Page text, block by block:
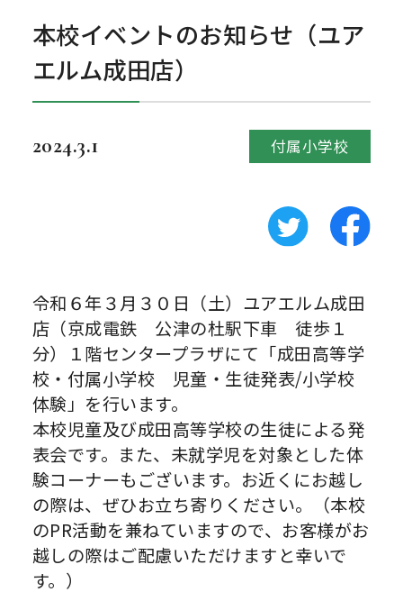
本校イベントのお知らせ（ユア
エルム成田店）
2024.3.1 付属小学校
令和６年３月３０日（土）ユアエルム成田
店（京成電鉄 公津の杜駅下車 徒歩１
分）１階センタープラザにて「成田高等学
校・付属小学校 児童・生徒発表/小学校
体験」を行います。
本校児童及び成田高等学校の生徒による発
表会です。また、未就学児を対象とした体
験コーナーもございます。お近くにお越し
の際は、ぜひお立ち寄りください。（本校
のPR活動を兼ねていますので、お客様がお
越しの際はご配慮いただけますと幸いで
す。）